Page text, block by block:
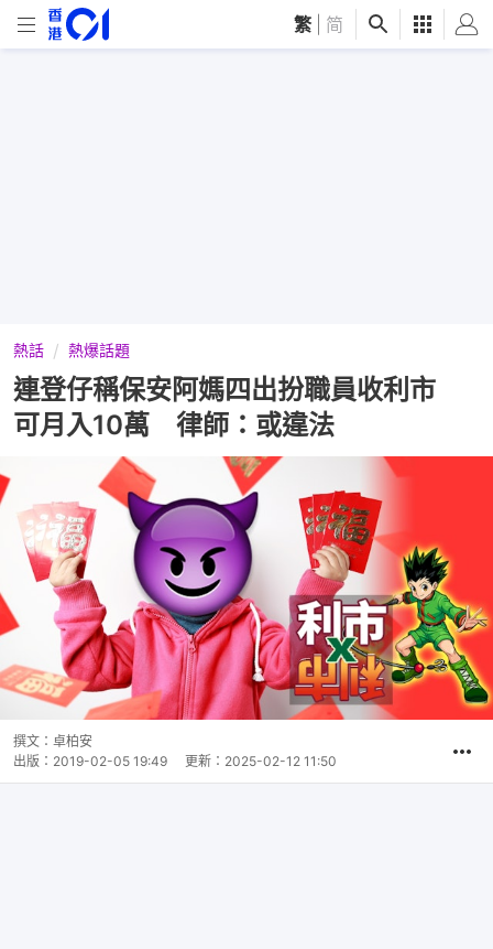
繁 简
熱話 熱爆話題
連登仔稱保安阿媽四出扮職員收利市
可月入10萬 律師：或違法
撰文： 卓柏安
出版： 2019-02-05 19:49 更新： 2025-02-12 11:50